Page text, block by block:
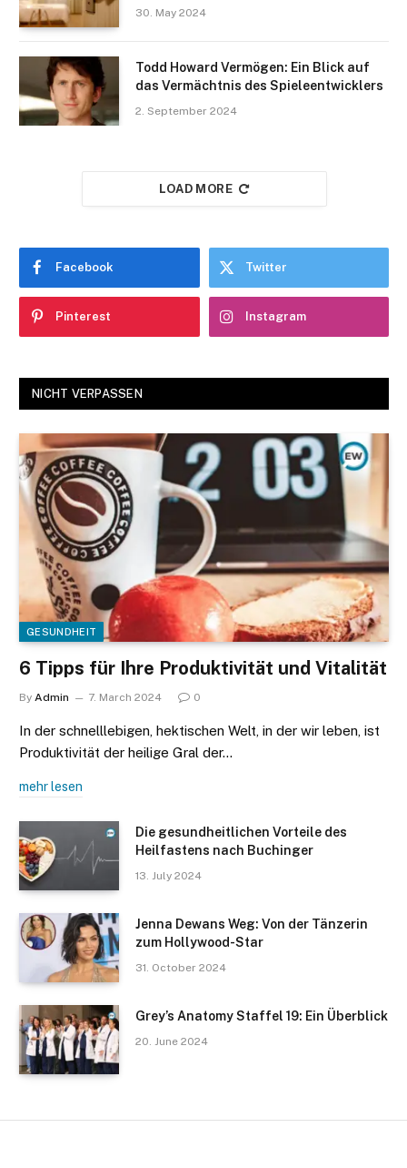
30. May 2024
Todd Howard Vermögen: Ein Blick auf
das Vermächtnis des Spieleentwicklers
2. September 2024
LOAD MORE
Facebook Twitter
Pinterest Instagram
NICHT VERPASSEN
GESUNDHEIT
6 Tipps für Ihre Produktivität und Vitalität
By Admin 7. March 2024 0
In der schnelllebigen, hektischen Welt, in der wir leben, ist
Produktivität der heilige Gral der…
mehr lesen
Die gesundheitlichen Vorteile des
Heilfastens nach Buchinger
13. July 2024
Jenna Dewans Weg: Von der Tänzerin
zum Hollywood-Star
31. October 2024
Grey’s Anatomy Staffel 19: Ein Überblick
20. June 2024